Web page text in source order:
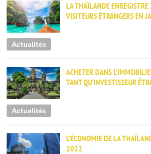
LA THAÏLANDE
VISITEURS ÉTRANGERS EN
Actualités
ACHETER DANS
TANT QU’INVESTISSEUR
Actualités
L’ÉCONOMIE DE LA
2022